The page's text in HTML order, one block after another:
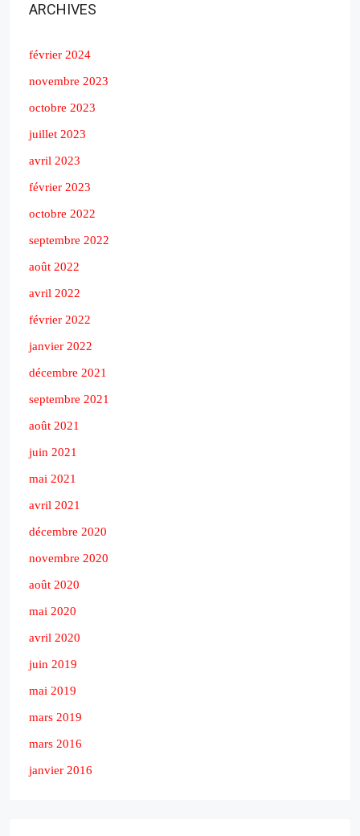
ARCHIVES
février 2024
novembre 2023
octobre 2023
juillet 2023
avril 2023
février 2023
octobre 2022
septembre 2022
août 2022
avril 2022
février 2022
janvier 2022
décembre 2021
septembre 2021
août 2021
juin 2021
mai 2021
avril 2021
décembre 2020
novembre 2020
août 2020
mai 2020
avril 2020
juin 2019
mai 2019
mars 2019
mars 2016
janvier 2016